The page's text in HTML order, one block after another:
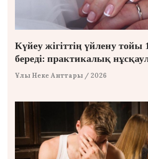
Күйеу жігіттің үйлену тойы
береді: практикалық
Ұлы Неке Анттары / 2026